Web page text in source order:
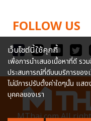
FOLLOW US
MThai.com All
เว็บไซต์นี้ใช้คุกกี้
เพื่อการนำเสนอเนื้อหาที่ดี ร
ประสบการณ์ที่ดีบนบริการของ
ไม่มีการปรับตั้งค่าใดๆนั้น แส
บุคคลของเรา